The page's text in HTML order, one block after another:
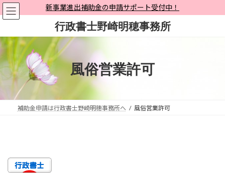
コ
ン
ン
ツ
へ
ス
キ
ッ
ナ
ビ
ー
シ
ョ
ン
に
移
新事業進出補助金の申請サポート受付中！
行政書士野崎明穂事務所
風俗営業許可
補助金申請は行政書士野崎明穂事務所へ 風俗営業許可